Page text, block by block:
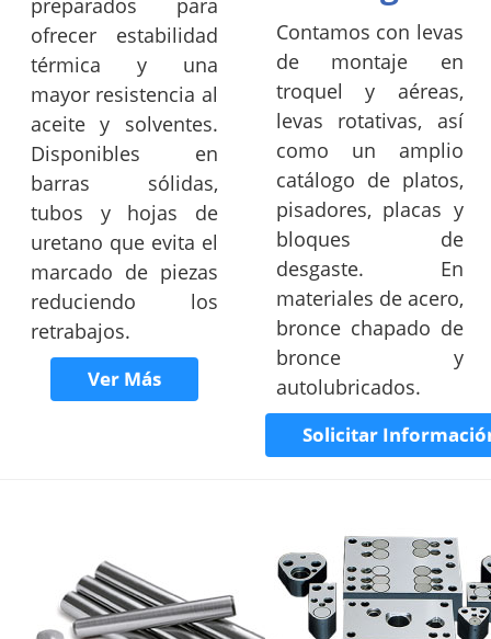
ofrecer estabilidad
térmica y una
mayor resistencia al
aceite y solventes.
Disponibles en
barras sólidas,
tubos y hojas de
uretano que evita el
marcado de piezas
reduciendo los
retrabajos.
Ver Más
Contamos con levas
de montaje en
troquel y aéreas,
levas rotativas, así
como un amplio
catálogo de platos,
pisadores, placas y
bloques de
desgaste. En
materiales de acero,
bronce chapado de
bronce y
autolubricados.
Solicitar